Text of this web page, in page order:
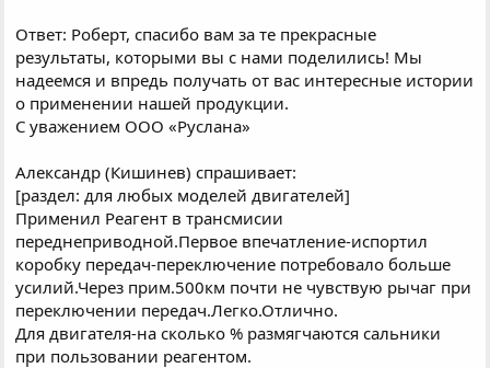
Ответ: Роберт, спасибо вам за те прекрасные
результаты, которыми вы с нами поделились! Мы
надеемся и впредь получать от вас интересные истории
о применении нашей продукции.
С уважением ООО «Руслана»
Александр (Кишинев) спрашивает:
[раздел: для любых моделей двигателей]
Применил Реагент в трансмисии
переднеприводной.Первое впечатление-испортил
коробку передач-переключение потребовало больше
усилий.Через прим.500км почти не чувствую рычаг при
переключении передач.Легко.Отлично.
Для двигателя-на сколько % размягчаются сальники
при пользовании реагентом.